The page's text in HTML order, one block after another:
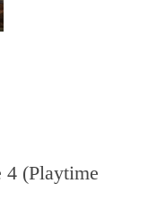
4 (Playtime